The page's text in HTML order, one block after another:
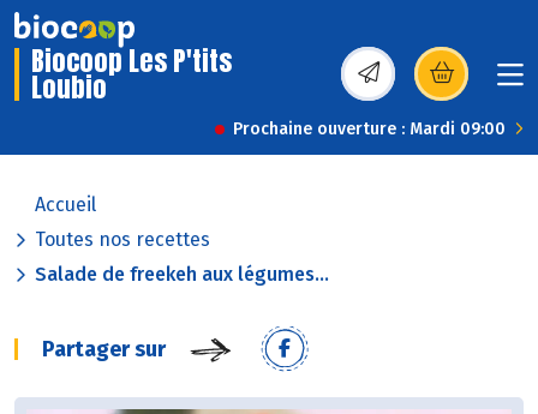
Biocoop Les P'tits
Loubio (s’ouvre dans une
Prochaine ouverture : Mardi 09:00
Accueil
Toutes nos recettes
Salade de freekeh aux légumes...
Partager sur